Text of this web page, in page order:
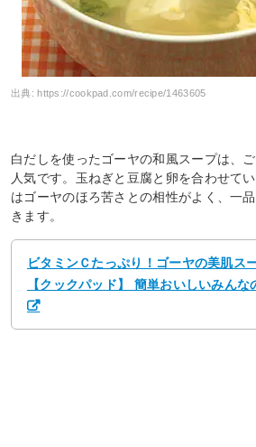
出典: https://cookpad.com/recipe/1463605
白だしを使ったゴーヤの和風スープは、
人気です。玉ねぎと豆腐と卵を合わせて
はゴーヤのほろ苦さとの相性がよく、一
きます。
ビタミンＣたっぷり！ゴーヤの美肌ス
【クックパッド】 簡単おいしいみん